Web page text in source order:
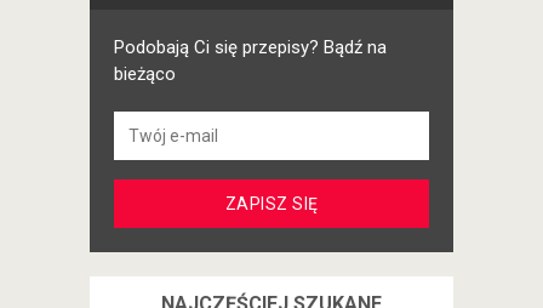
Podobają Ci się przepisy? Bądź na
bieżąco